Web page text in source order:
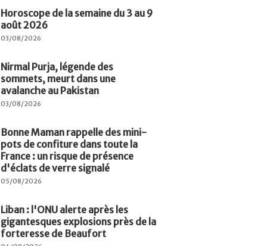
Horoscope de la semaine du 3 au 9
août 2026
03/08/2026
Nirmal Purja, légende des
sommets, meurt dans une
avalanche au Pakistan
03/08/2026
Bonne Maman rappelle des mini-
pots de confiture dans toute la
France : un risque de présence
d'éclats de verre signalé
05/08/2026
Liban : l'ONU alerte après les
gigantesques explosions près de la
forteresse de Beaufort